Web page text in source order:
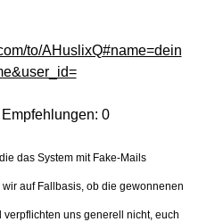
to/AHuslixQ#name=dein
0
das System mit Fake-Mails
auf Fallbasis, ob die gewonnenen
uns generell nicht, euch